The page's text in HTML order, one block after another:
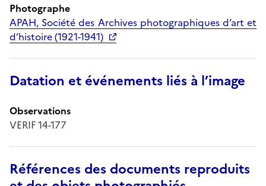
Photographe
APAH, Société des Archives photographiques d’art et
d’histoire (1921-1941)
Datation et événements liés à l’image
Observations
VERIF 14-177
Références des documents reproduits